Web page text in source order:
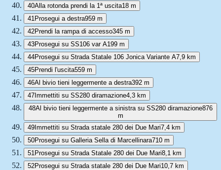
40Alla rotonda prendi la 1ª uscita18 m
41 Prosegui a destra959 m
42Prendi la rampa di accesso345 m
43Prosegui su SS106 var A199 m
44Prosegui su Strada Statale 106 Jonica Variante A7,9 km
45Prendi l'uscita559 m
46Al bivio tieni leggermente a destra392 m
47Immettiti su SS280 diramazione4,3 km
48Al bivio tieni leggermente a sinistra su SS280 diramazione876
m
49Immettiti su Strada statale 280 dei Due Mari7,4 km
50Prosegui su Galleria Sella di Marcellinara710 m
51 Prosegui su Strada Statale 280 dei Due Mari8,1 km
52Prosegui su Strada statale 280 dei Due Mari10,7 km